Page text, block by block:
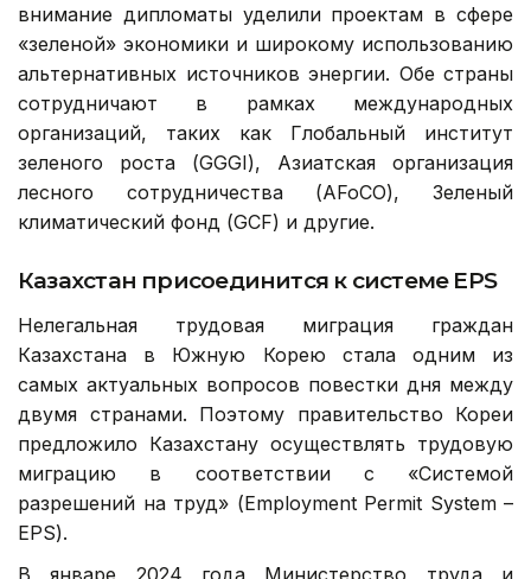
внимание дипломаты уделили проектам в сфере
«зеленой» экономики и широкому использованию
альтернативных источников энергии. Обе страны
сотрудничают в рамках международных
организаций, таких как Глобальный институт
зеленого роста (GGGI), Азиатская организация
лесного сотрудничества (AFoCO), Зеленый
климатический фонд (GCF) и другие.
Казахстан присоединится к системе EPS
Нелегальная трудовая миграция граждан
Казахстана в Южную Корею стала одним из
самых актуальных вопросов повестки дня между
двумя странами. Поэтому правительство Кореи
предложило Казахстану осуществлять трудовую
миграцию в соответствии с «Системой
разрешений на труд» (Employment Permit System –
EPS).